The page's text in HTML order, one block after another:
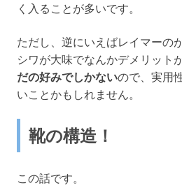
く入ることが多いです。
ただし、逆にいえばレイマーの
シワが大味でなんかデメリット
だの好みでしかないので、実用
いことかもしれません。
靴の構造！
この話です。